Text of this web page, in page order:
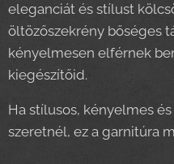
eleganciát és stílust
öltözőszekrény bőséges
kényelmesen elférnek
kiegészítőid.
Ha stílusos, kényelmes
szeretnél, ez a garnitúra